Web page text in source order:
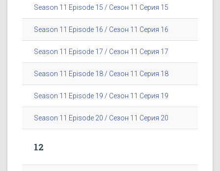
Season 11 Episode 15 / Сезон 11 Серия 15
Season 11 Episode 16 / Сезон 11 Серия 16
Season 11 Episode 17 / Сезон 11 Серия 17
Season 11 Episode 18 / Сезон 11 Серия 18
Season 11 Episode 19 / Сезон 11 Серия 19
Season 11 Episode 20 / Сезон 11 Серия 20
12